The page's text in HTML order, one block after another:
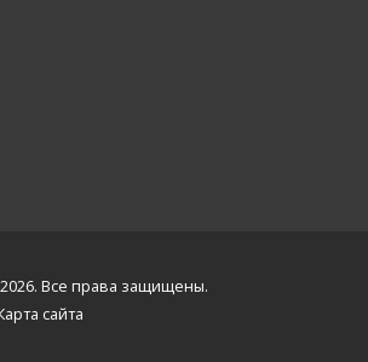
Все права защищены.
сайта